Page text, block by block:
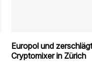
Europol und zerschlägt
Cryptomixer in Zürich